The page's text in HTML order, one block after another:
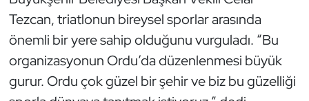
Tezcan, triatlonun bireysel sporlar arasında
önemli bir yere sahip olduğunu vurguladı. “Bu
organizasyonun Ordu’da düzenlenmesi büyük
gurur. Ordu çok güzel bir şehir ve biz bu güzelliği
Sualtı Sporları
Tekvando
Tenis